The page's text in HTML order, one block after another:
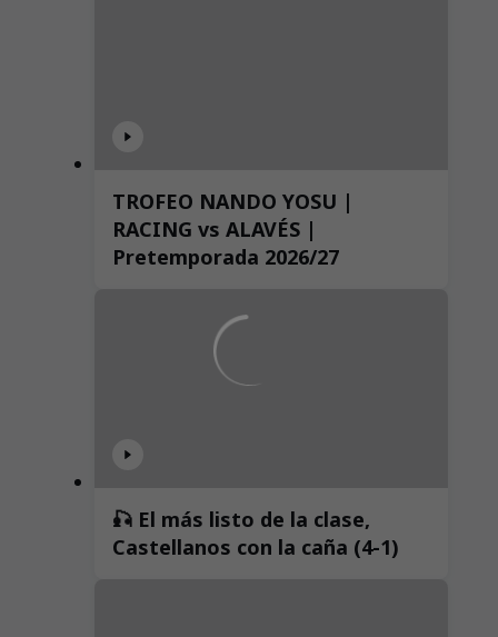
TROFEO NANDO YOSU |
RACING vs ALAVÉS |
Pretemporada 2026/27
🎣 El más listo de la clase,
Castellanos con la caña (4-1)